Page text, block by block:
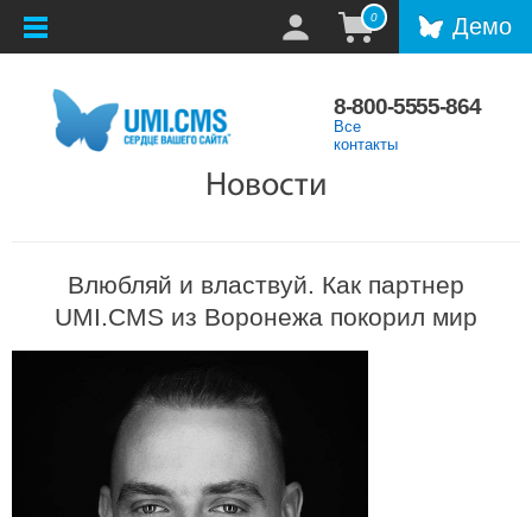
0 Демо
8-800-5555-864
Все
контакты
Новости
Влюбляй и властвуй. Как партнер
UMI.CMS из Воронежа покорил мир